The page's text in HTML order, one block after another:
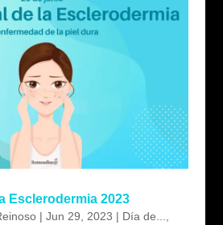
Esclerodermia 2023
| Jun 29, 2023 | Día de...,